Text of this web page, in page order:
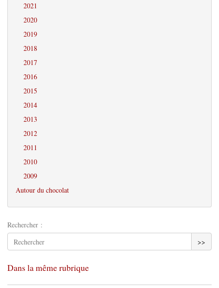
2021
2020
2019
2018
2017
2016
2015
2014
2013
2012
2011
2010
2009
Autour du chocolat
Rechercher :
>>
Dans la même rubrique